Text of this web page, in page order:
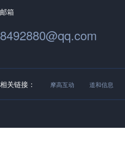
邮箱
8492880@qq.com
相关链接： 摩高互动 道和信息